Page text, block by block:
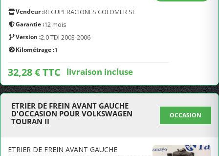
Vendeur :RECUPERACIONES COLOMER SL
Garantie :12 mois
Version :2.0 TDI 2003-2006
Kilométrage :1
32,28 € TTC livraison incluse
ETRIER DE FREIN AVANT GAUCHE
D'OCCASION POUR VOLKSWAGEN
TOURAN II
OCCASION
ETRIER DE FREIN AVANT GAUCHE